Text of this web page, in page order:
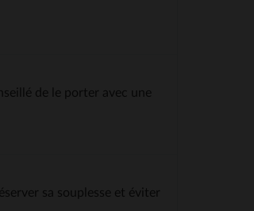
de le porter avec une
sa souplesse et éviter